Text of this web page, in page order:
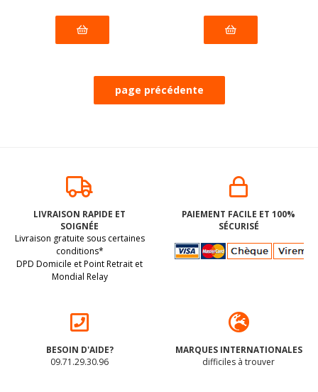
LIVRAISON RAPIDE ET
SOIGNÉE
Livraison gratuite sous certaines
conditions*
DPD Domicile et Point Retrait et
Mondial Relay
PAIEMENT FACILE ET 100%
SÉCURISÉ
BESOIN D'AIDE?
09.71.29.30.96
MARQUES INTERNATIONALES
difficiles à trouver